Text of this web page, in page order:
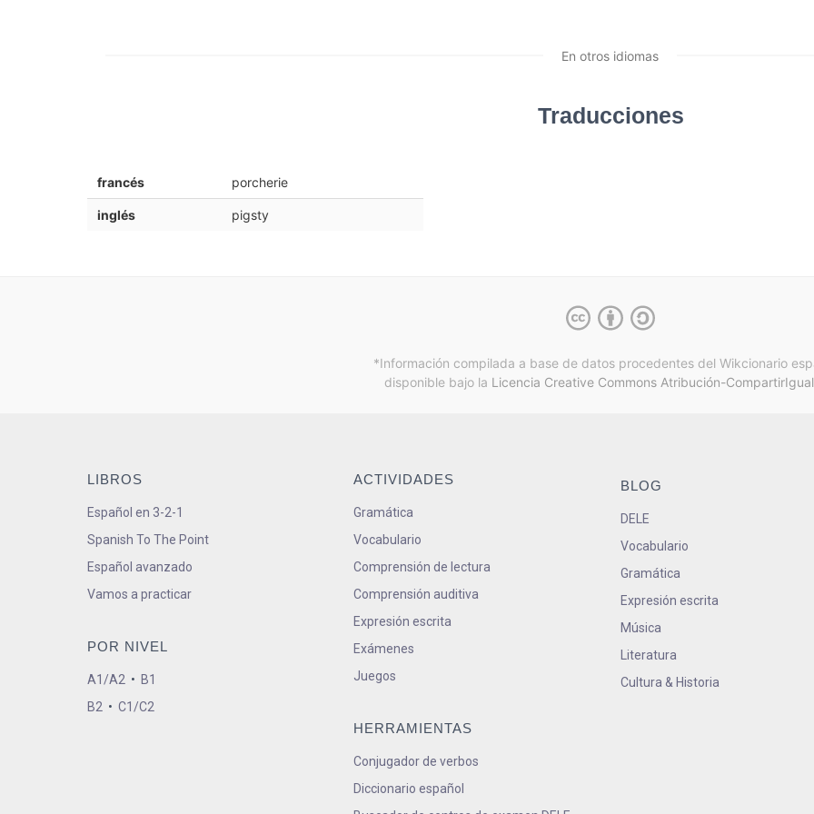
En otros idiomas
Traducciones
francés porcherie
inglés pigsty
*Información compilada a base de datos procedentes del Wikcionario
disponible bajo la Licencia Creative Commons Atribución-
LIBROS
Español en 3-2-1
Spanish To The Point
Español avanzado
Vamos a practicar
POR NIVEL
A1/A2 • B1
B2 • C1/C2
ACTIVIDADES
Gramática
Vocabulario
Comprensión de lectura
Comprensión auditiva
Expresión escrita
Exámenes
Juegos
HERRAMIENTAS
Conjugador de verbos
Diccionario español
BLOG
DELE
Vocabulario
Gramática
Expresión escrita
Música
Literatura
Cultura & Historia